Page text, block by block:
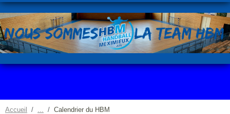
Accueil Calendrier du HBM